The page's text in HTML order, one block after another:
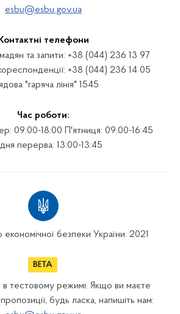
esbu@esbu.gov.ua
Контактні телефони
та запити: +38 (044) 236 13 97
+38 (044) 236 14 05
"гаряча лінія" 1545
Час роботи:
09:00-18:00 П'ятниця: 09:00-16:45
перерва: 13:00-13:45
економічної безпеки України. 2021
в тестовому режимі. Якщо ви маєте
будь ласка, напишіть нам: